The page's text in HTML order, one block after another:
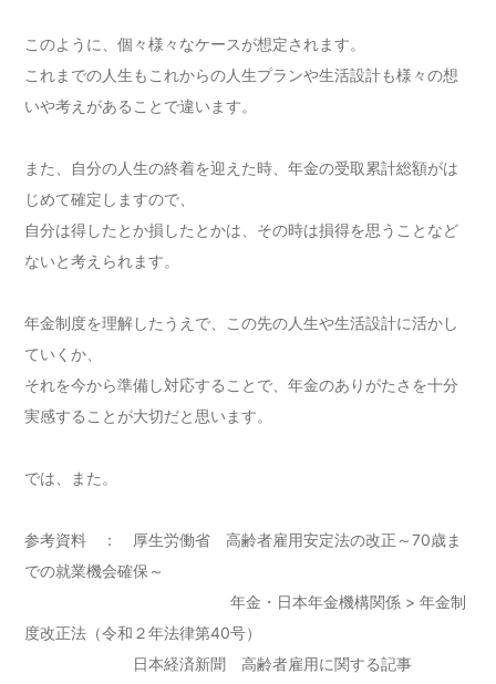
このように、個々様々なケースが想定されます。
これまでの人生もこれからの人生プランや生活設計も様々の想
いや考えがあることで違います。
また、自分の人生の終着を迎えた時、年金の受取累計総額がは
じめて確定しますので、
自分は得したとか損したとかは、その時は損得を思うことなど
ないと考えられます。
年金制度を理解したうえで、この先の人生や生活設計に活かし
ていくか、
それを今から準備し対応することで、年金のありがたさを十分
実感することが大切だと思います。
では、また。
参考資料 ： 厚生労働省 高齢者雇用安定法の改正～70歳ま
での就業機会確保～
年金・日本年金機構関係 > 年金制
度改正法（令和２年法律第40号）
日本経済新聞 高齢者雇用に関する記事